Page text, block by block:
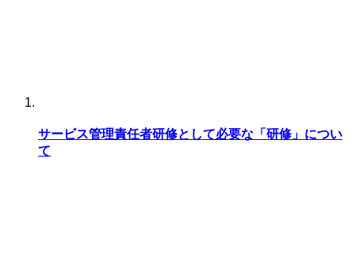
サービス管理責任者研修として必要な「研修」につい
て